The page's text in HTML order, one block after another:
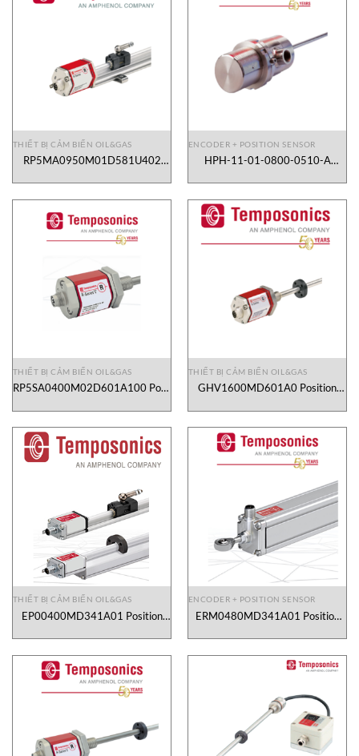
THIẾT BỊ CẢM BIẾN OIL&GAS
RP5MA0950M01D581U402
Vietnam
ENCODER + POSITION SENSOR
HPH-11-01-0800-0510-A
Vietnam
THIẾT BỊ CẢM BIẾN OIL&GAS
RP5SA0400M02D601A100 Position
THIẾT BỊ CẢM BIẾN OIL&GAS
GHV1600MD601A0 Position
THIẾT BỊ CẢM BIẾN OIL&GAS
EP00400MD341A01 Position
ENCODER + POSITION SENSOR
ERM0480MD341A01 Position